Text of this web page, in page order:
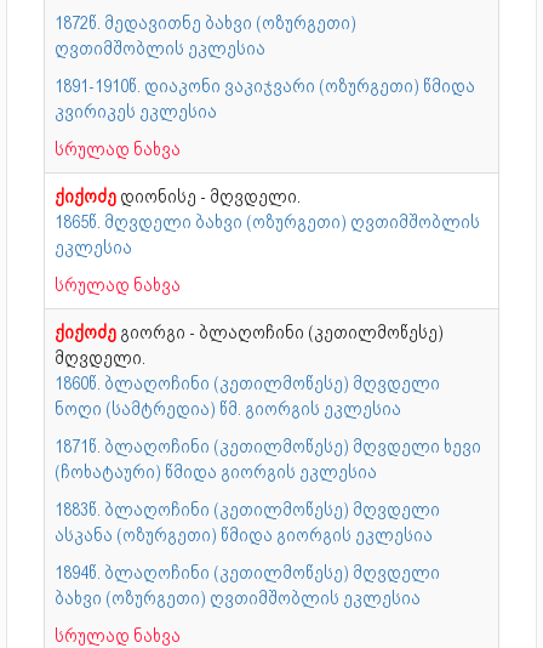
1872წ. მედავითნე ბახვი (ოზურგეთი)
ღვთიმშობლის ეკლესია
1891-1910წ. დიაკონი ვაკიჯვარი (ოზურგეთი) წმიდა
კვირიკეს ეკლესია
სრულად ნახვა
ქიქოძე დიონისე - მღვდელი.
1865წ. მღვდელი ბახვი (ოზურგეთი) ღვთიმშობლის
ეკლესია
სრულად ნახვა
ქიქოძე გიორგი - ბლაღოჩინი (კეთილმოწესე)
მღვდელი.
1860წ. ბლაღოჩინი (კეთილმოწესე) მღვდელი
ნოღი (სამტრედია) წმ. გიორგის ეკლესია
1871წ. ბლაღოჩინი (კეთილმოწესე) მღვდელი ხევი
(ჩოხატაური) წმიდა გიორგის ეკლესია
1883წ. ბლაღოჩინი (კეთილმოწესე) მღვდელი
ასკანა (ოზურგეთი) წმიდა გიორგის ეკლესია
1894წ. ბლაღოჩინი (კეთილმოწესე) მღვდელი
ბახვი (ოზურგეთი) ღვთიმშობლის ეკლესია
სრულად ნახვა